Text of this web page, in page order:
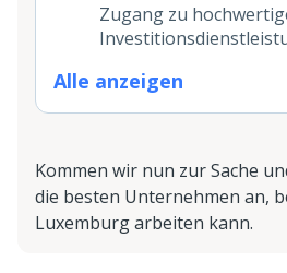
Zugang zu
Alle anzeigen
Kommen wir nun zur Sache
die besten Unternehmen an,
Luxemburg arbeiten kann.